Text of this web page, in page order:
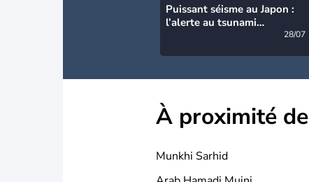
Puissant séisme au Japon :
l’alerte au tsunami
28/07
À proximité de
Munkhi Sarhid